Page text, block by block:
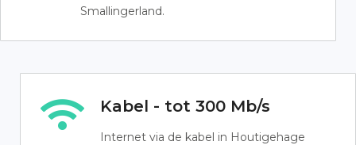
Smallingerland.
Kabel - tot 300 Mb/s
Internet via de kabel in Houtigehage